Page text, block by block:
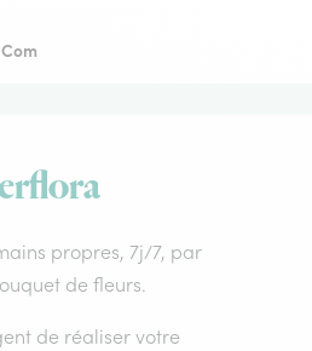
propres, 7j/7, par
de fleurs.
de réaliser votre